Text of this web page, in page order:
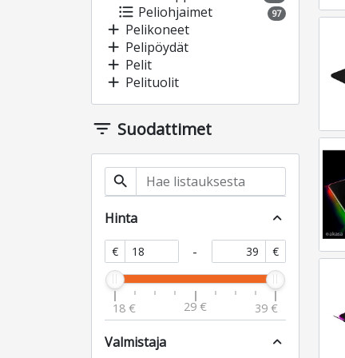
format_list_bulleted Peliohjaimet 97
add Pelikoneet
add Pelipöydät
add Pelit
add Pelituolit
filter_list Suodattimet
search
Hinta expand_less
€ - €
18 € 29 € 39 €
Valmistaja expand_less